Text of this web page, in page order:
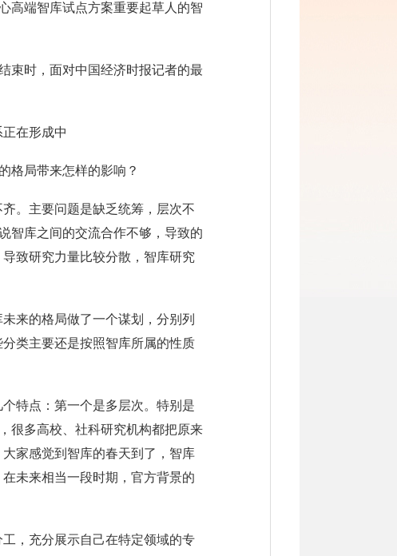
高端智库试点方案重要起草人的智
束时，面对中国经济时报记者的最
在形成中
格局带来怎样的影响？
。主要问题是缺乏统筹，层次不
智库之间的交流合作不够，导致的
致研究力量比较分散，智库研究
来的格局做了一个谋划，分别列
类主要还是按照智库所属的性质
特点：第一个是多层次。特别是
很多高校、社科研究机构都把原来
家感觉到智库的春天到了，智库
未来相当一段时期，官方背景的
，充分展示自己在特定领域的专